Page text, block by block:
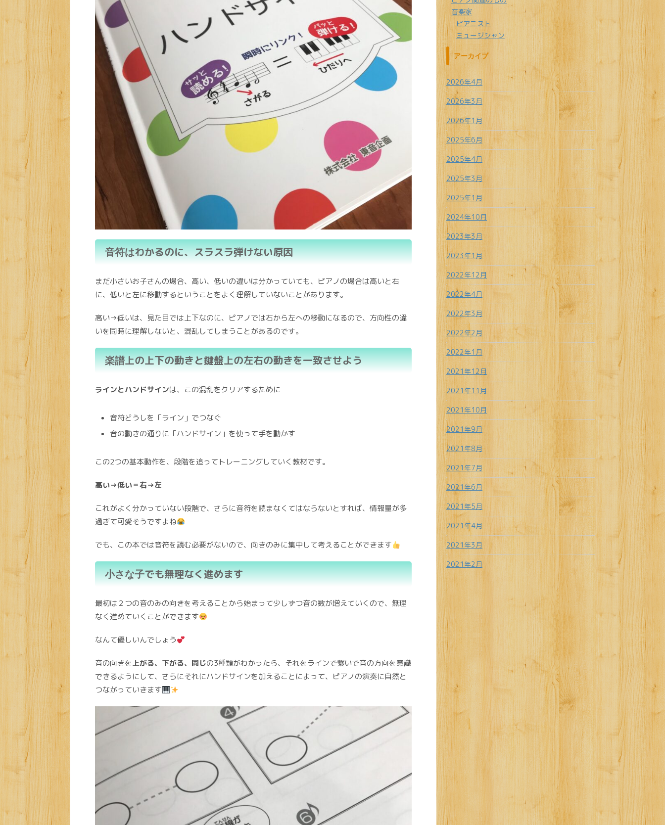
音符はわかるのに、スラスラ弾けない原因
まだ小さいお子さんの場合、高い、低いの違いは分かっていても、ピアノの場合は高いと右
に、低いと左に移動するということをよく理解していないことがあります。
高い→低いは、見た目では上下なのに、ピアノでは右から左への移動になるので、方向性の違
いを同時に理解しないと、混乱してしまうことがあるのです。
楽譜上の上下の動きと鍵盤上の左右の動きを一致させよう
ラインとハンドサインは、この混乱をクリアするために
音符どうしを「ライン」でつなぐ
音の動きの通りに「ハンドサイン」を使って手を動かす
この2つの基本動作を、段階を追ってトレーニングしていく教材です。
高い→低い＝右→左
これがよく分かっていない段階で、さらに音符を読まなくてはならないとすれば、情報量が多
過ぎて可愛そうですよね
でも、この本では音符を読む必要がないので、向きのみに集中して考えることができます
小さな子でも無理なく進めます
最初は２つの音のみの向きを考えることから始まって少しずつ音の数が増えていくので、無理
なく進めていくことができます
なんて優しいんでしょう
音の向きを上がる、下がる、同じの3種類がわかったら、それをラインで繋いで音の方向を意識
できるようにして、さらにそれにハンドサインを加えることによって、ピアノの演奏に自然と
つながっていきます
音楽家
ピアニスト
ミュージシャン
アーカイブ
2026年4月
2026年3月
2026年1月
2025年6月
2025年4月
2025年3月
2025年1月
2024年10月
2023年3月
2023年1月
2022年12月
2022年4月
2022年3月
2022年2月
2022年1月
2021年12月
2021年11月
2021年10月
2021年9月
2021年8月
2021年7月
2021年6月
2021年5月
2021年4月
2021年3月
2021年2月